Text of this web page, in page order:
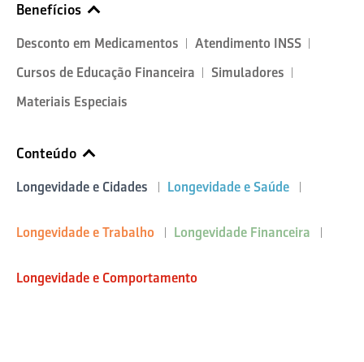
Benefícios
Desconto em Medicamentos
Atendimento INSS
Cursos de Educação Financeira
Simuladores
Materiais Especiais
Conteúdo
Longevidade e Cidades Longevidade e Saúde
Longevidade e Trabalho Longevidade Financeira
Longevidade e Comportamento